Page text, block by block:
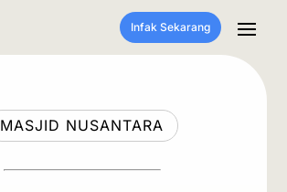
Infak Sekarang
MASJID NUSANTARA